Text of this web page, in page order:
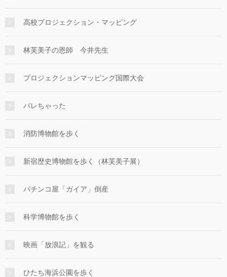
高校プロジェクション・マッピング
林芙美子の恩師 今井先生
プロジェクションマッピング国際大会
バレちゃった
消防博物館を歩く
新宿歴史博物館を歩く（林芙美子展）
パチンコ屋「ガイア」倒産
科学博物館を歩く
映画「放浪記」を観る
ひたち海浜公園を歩く